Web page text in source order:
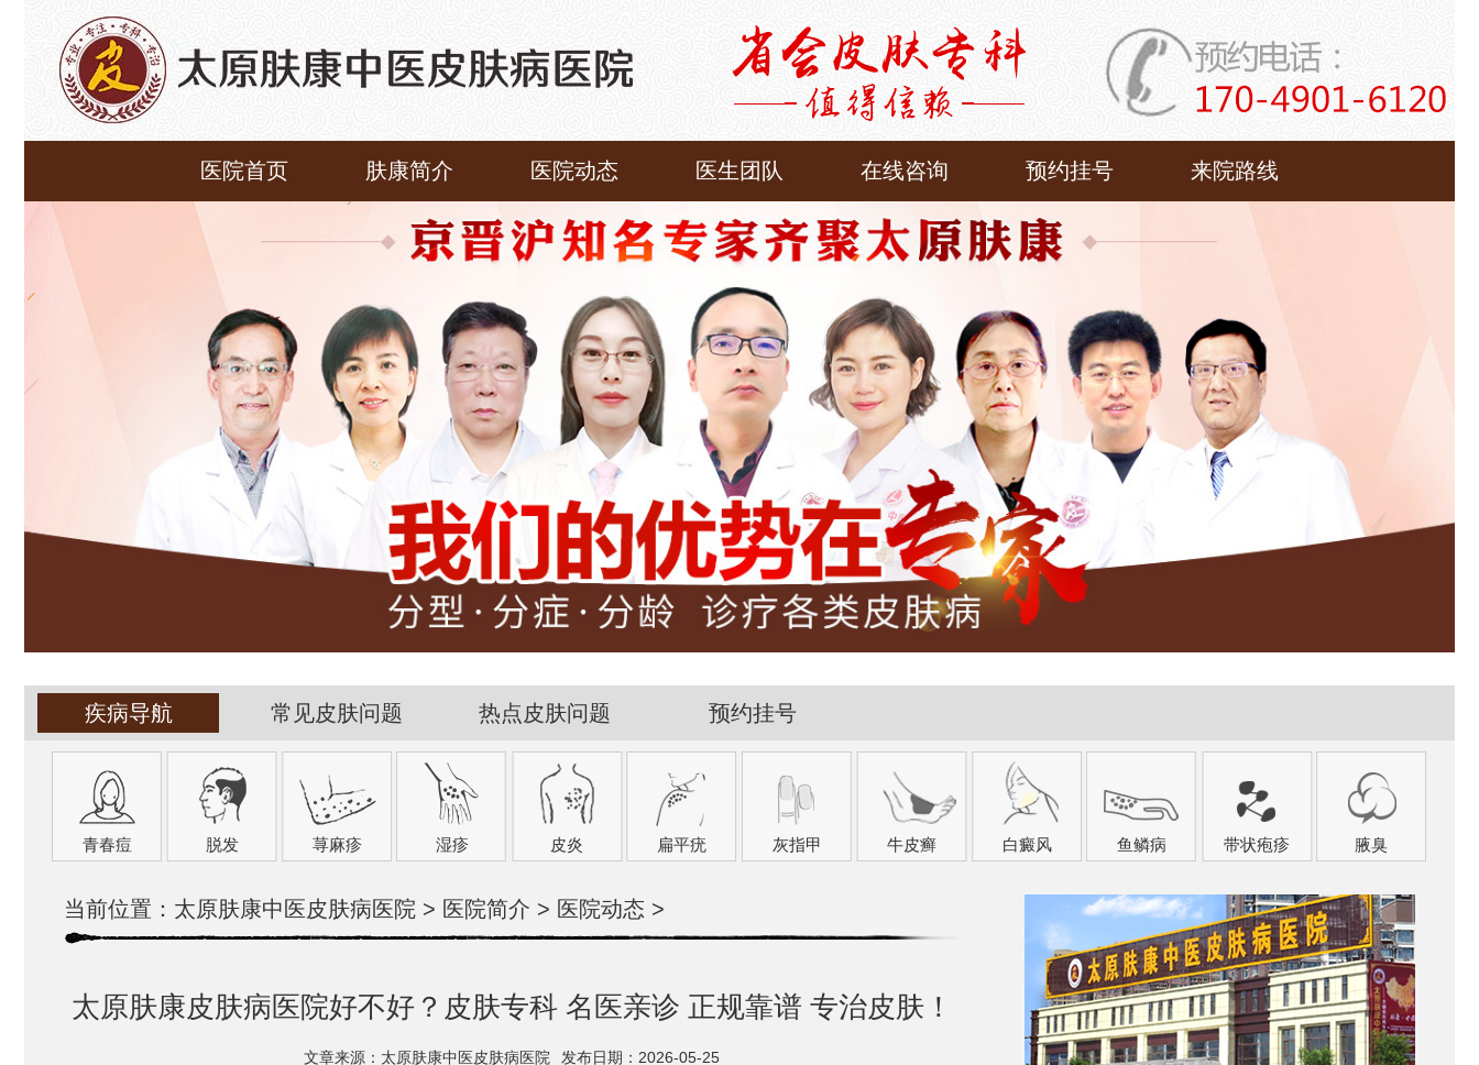
医院首页 肤康简介 医院动态 医生团队 在线咨询 预约挂号 来院路线
疾病导航 常见皮肤问题 热点皮肤问题 预约挂号
青春痘 脱发 荨麻疹 湿疹 皮炎 扁平疣 灰指甲 牛皮癣 白癜风 鱼鳞病 带状疱疹 腋臭
当前位置： 太原肤康中医皮肤病医院 > 医院简介 > 医院动态 >
太原肤康皮肤病医院好不好？皮肤专科 名医亲诊 正规靠谱 专治皮肤！
文章来源：太原肤康中医皮肤病医院 发布日期：2026-05-25